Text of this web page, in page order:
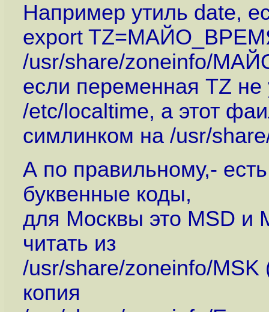
Например утиль date,
export
/usr/share/zoneinfo/
если переменная TZ не
/etc/localtime, а этот
симлинком на /usr/
А по правильному,-
буквенные коды,
для Москвы это MSD и
читать из
/usr/share/zoneinfo/MSK
копия